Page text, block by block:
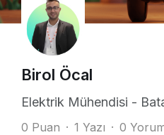
Birol Öcal
Elektrik Mühendisi -
0 Puan 1 Yazı 0